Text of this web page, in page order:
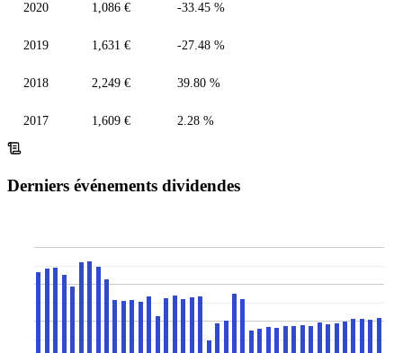
2020 1,086 € -33.45 %
2019 1,631 € -27.48 %
2018 2,249 € 39.80 %
2017 1,609 € 2.28 %
Derniers événements dividendes